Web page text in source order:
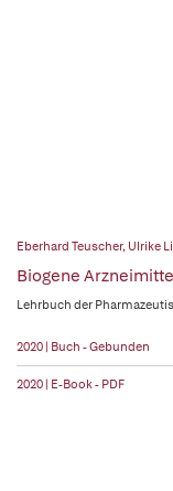
Eberhard Teuscher, Ulrike
Biogene
Lehrbuch der
2020 | Buch - Gebunden
2020 | E-Book - PDF